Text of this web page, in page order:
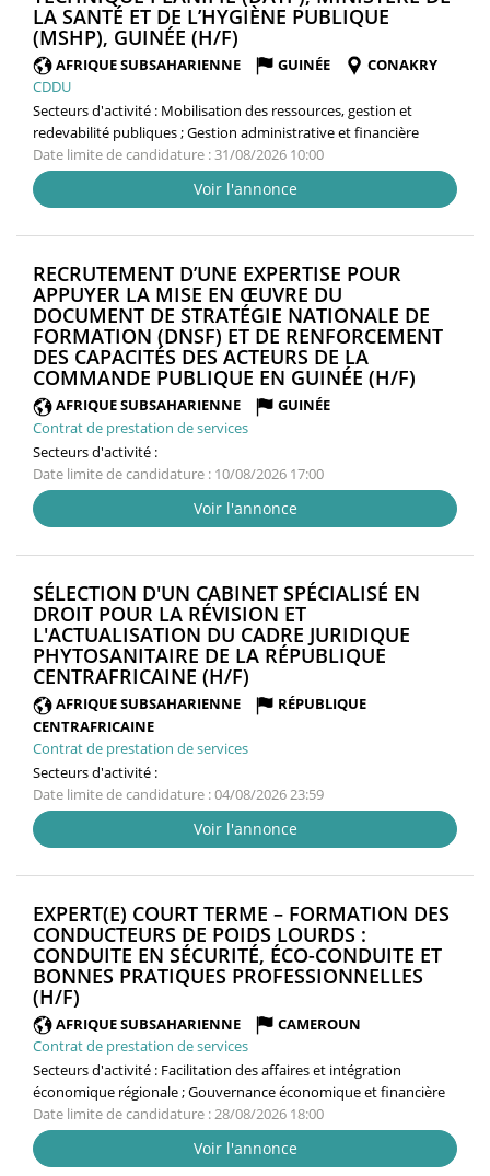
LA SANTÉ ET DE L’HYGIÈNE PUBLIQUE
(MSHP), GUINÉE (H/F)
FENÊTRE)
AFRIQUE SUBSAHARIENNE GUINÉE
CONAKRY
CDDU
Secteurs d'activité : Mobilisation des ressources, gestion et
redevabilité publiques ; Gestion administrative et financière
Date limite de candidature : 31/08/2026 10:00
Voir l'annonce
RECRUTEMENT D’UNE EXPERTISE POUR
APPUYER LA MISE EN ŒUVRE DU
DOCUMENT DE STRATÉGIE NATIONALE DE
FORMATION (DNSF) ET DE RENFORCEMENT
DES CAPACITÉS DES ACTEURS DE LA
COMMANDE PUBLIQUE EN GUINÉE (H/F)
AFRIQUE SUBSAHARIENNE
GUINÉE
Contrat de prestation de services
Secteurs d'activité :
Date limite de candidature : 10/08/2026 17:00
Voir l'annonce
SÉLECTION D'UN CABINET SPÉCIALISÉ EN
DROIT POUR LA RÉVISION ET
L'ACTUALISATION DU CADRE JURIDIQUE
PHYTOSANITAIRE DE LA RÉPUBLIQUE
CENTRAFRICAINE (H/F)
FENÊTRE)
AFRIQUE SUBSAHARIENNE
RÉPUBLIQUE
CENTRAFRICAINE
Contrat de prestation de services
Secteurs d'activité :
Date limite de candidature : 04/08/2026 23:59
Voir l'annonce
EXPERT(E) COURT TERME – FORMATION DES
CONDUCTEURS DE POIDS LOURDS :
CONDUITE EN SÉCURITÉ, ÉCO-CONDUITE ET
BONNES PRATIQUES PROFESSIONNELLES
(H/F) (NOUVELLE
FENÊTRE)
AFRIQUE SUBSAHARIENNE
CAMEROUN
Contrat de prestation de services
Secteurs d'activité : Facilitation des affaires et intégration
économique régionale ; Gouvernance économique et financière
Date limite de candidature : 28/08/2026 18:00
Voir l'annonce